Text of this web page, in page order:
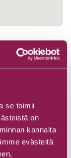
se toimii
on
kannalta
evästeitä
äärellä.
reiteille ja
Aitto on